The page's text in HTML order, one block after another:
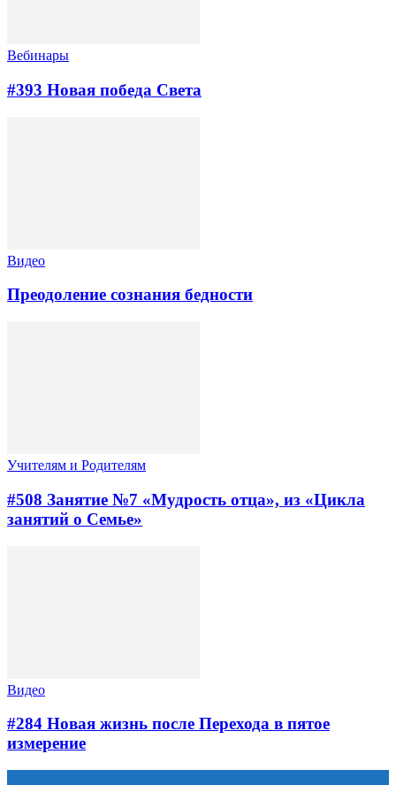
Вебинары
#393 Новая победа Света
Видео
Преодоление сознания бедности
Учителям и Родителям
#508 Занятие №7 «Мудрость отца», из «Цикла
занятий о Семье»
Видео
#284 Новая жизнь после Перехода в пятое
измерение